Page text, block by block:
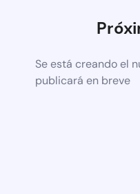
Se está creando el
publicará en breve